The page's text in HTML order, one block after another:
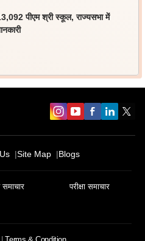
पीएम श्री स्कूल, राज्यसभा में
Site Map Blogs
समाचार परीक्षा समाचार